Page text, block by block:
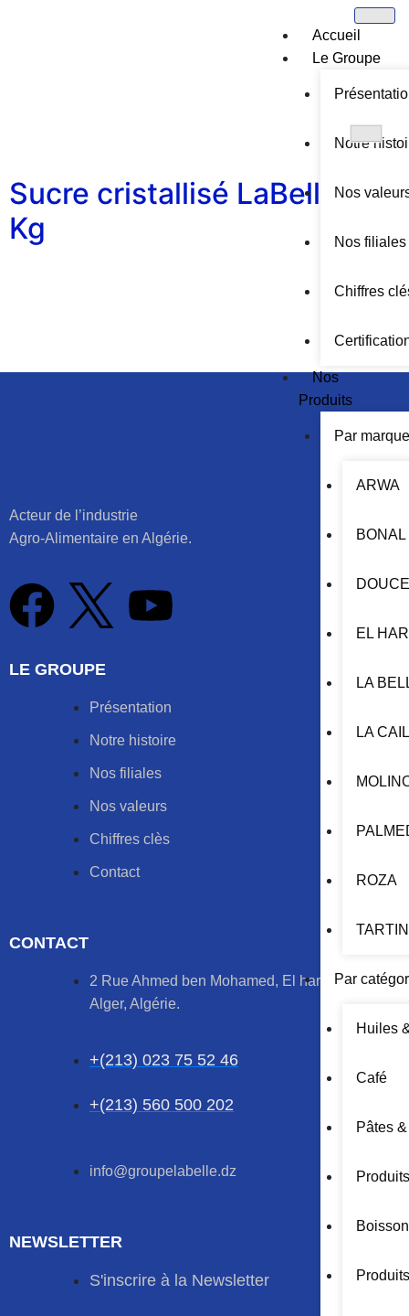
Accueil
Le Groupe
Notre
Nos
Nos filiales
Chiffres
Nos
Produits
Par
ARWA
BONAL
EL
LA
LA
ROZA
Par
Huiles
Café
Pâtes
Sucre cristallisé LaBelle 1
Kg
Acteur de l’industrie
Agro-Alimentaire en Algérie.
LE GROUPE
Présentation
Notre histoire
Nos filiales
Nos valeurs
Chiffres clès
Contact
CONTACT
2 Rue Ahmed ben Mohamed, El harrach,
Alger, Algérie.
+(213) 023 75 52 46
+(213) 560 500 202
info@groupelabelle.dz
NEWSLETTER
S'inscrire à la Newsletter